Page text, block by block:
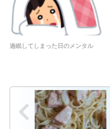
過眠してしまった日のメンタル